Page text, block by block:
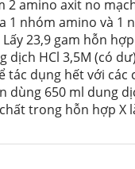
2 amino axit no
1 nhóm amino và 1
23,9 gam hỗn
dịch HCl 3,5M (có
tác dụng hết với các
dùng 650 ml dung
trong hỗn hợp X